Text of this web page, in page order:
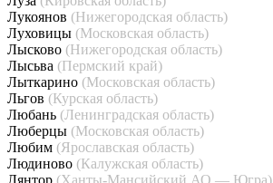
Лукоянов (Нижегородская область)
Луховицы (Московская область)
Лысково (Нижегородская область)
Лысьва (Пермский край)
Лыткарино (Московская область)
Льгов (Курская область)
Любань (Ленинградская область)
Люберцы (Московская область)
Любим (Ярославская область)
Людиново (Калужская область)